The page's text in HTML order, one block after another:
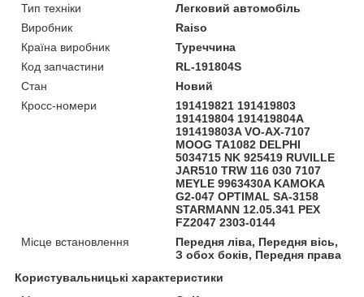
Тип техніки
Легковий автомобіль
Виробник
Raiso
Країна виробник
Туреччина
Код запчастини
RL-191804S
Стан
Новий
Кросс-номери
191419821 191419803
191419804 191419804A
191419803A VO-AX-7107
MOOG TA1082 DELPHI
5034715 NK 925419 RUVILLE
JAR510 TRW 116 030 7107
MEYLE 9963430A KAMOKA
G2-047 OPTIMAL SA-3158
STARMANN 12.05.341 PEX
FZ2047 2303-0144
Місце встановлення
Передня ліва, Передня вісь,
З обох боків, Передня права
Користувальницькі характеристики